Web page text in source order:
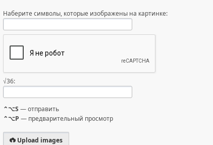
Наберите символы, которые изображены на картинке:
√36:
⌃⌥S — отправить
⌃⌥P — предварительный просмотр
Upload images